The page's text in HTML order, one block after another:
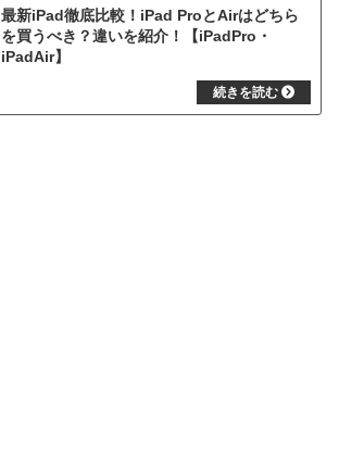
最新iPad徹底比較！iPad ProとAirはどちら
を買うべき？違いを紹介！【iPadPro・
iPadAir】